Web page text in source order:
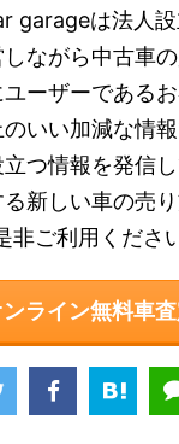
garageは法人設
ながら中古車
ーザーである
いい加減な情
つ情報を発信
新しい車の売り
非ご利用くださ
ライン無料車